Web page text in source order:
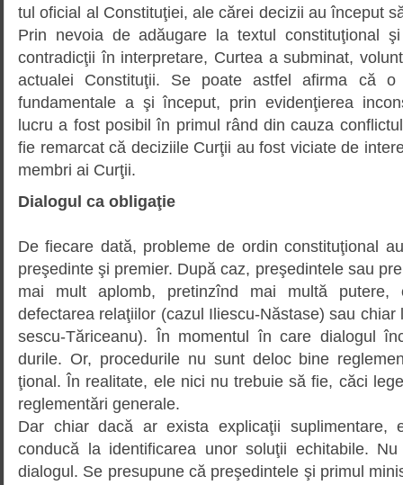
tul oficial al Constituţiei, ale cărei decizii au început
Prin nevoia de adăugare la textul constituţional
contradicţii în interpretare, Curtea a subminat,
actualei Constituţii. Se poate astfel afirma că
fundamentale a şi început, prin evidenţierea
lucru a fost posibil în primul rând din cauza
fie remarcat că deciziile Curţii au fost viciate de
membri ai Curţii.
Dialogul ca obligaţie
De fiecare dată, probleme de ordin constituţional
preşedinte şi premier. După caz, preşedintele sau
mai mult aplomb, pretinzînd mai multă
defectarea relaţiilor (cazul Iliescu-Năs­tase) sau
sescu-Tăriceanu). În momentul în care dialogul
durile. Or, procedurile nu sunt deloc bine
ţional. În realitate, ele nici nu trebuie să fie, căci
reglementări generale.
Dar chiar dacă ar exista explicaţii
conducă la identificarea unor soluţii echitabile.
dialogul. Se presupune că preşedintele şi primul